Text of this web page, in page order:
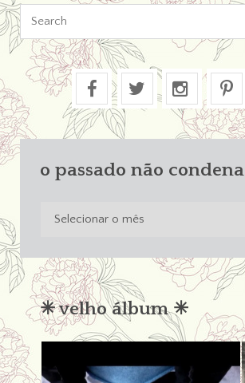
o passado não condena
condena
✳︎ velho álbum ✳︎